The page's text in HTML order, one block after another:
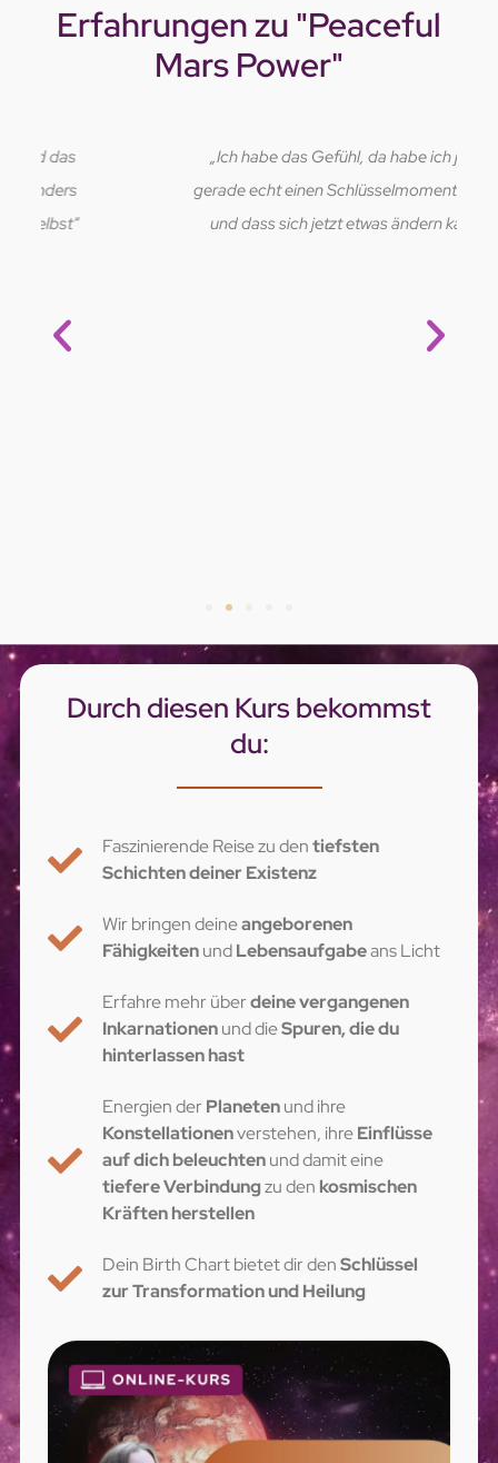
Erfahrungen zu "Peaceful
Mars Power"
„Ich habe das Gefühl, da habe ich jetzt
gerade echt einen Schlüsselmoment erlebt
und dass sich jetzt etwas ändern kann“
Durch diesen Kurs bekommst
du:
Faszinierende Reise zu dentiefsten
Schichten deiner Existenz
Wir bringen deineangeborenen
FähigkeitenundLebensaufgabeans Licht
Erfahre mehr überdeine vergangenen
Inkarnationenund dieSpuren, die du
hinterlassen hast
Energien derPlanetenund ihre
Konstellationenverstehen, ihreEinflüsse
auf dich beleuchtenund damit eine
tiefere Verbindungzu den kosmischen
Kräften herstellen
Dein Birth Chart bietet dir denSchlüssel
zur Transformation und Heilung